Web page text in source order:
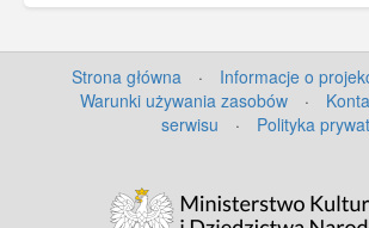
Strona główna · Informacje o
Warunki używania zasobów
·
serwisu
· Polityka